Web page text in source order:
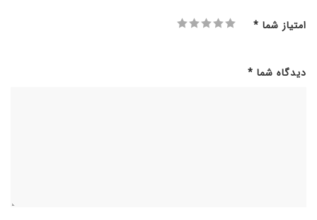
امتیاز شما *
دیدگاه شما *